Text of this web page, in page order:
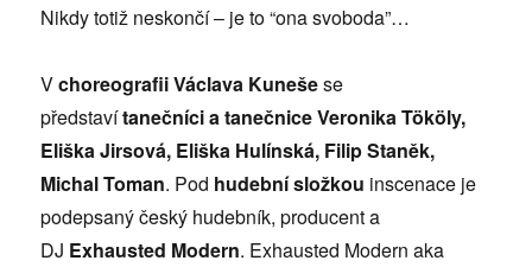
Nikdy totiž neskončí – je to “ona svoboda”…
Vchoreografii Václava Kunešese
představítanečníci a tanečnice Veronika Tököly,
Eliška Jirsová, Eliška Hulínská, Filip Staněk,
Michal Toman. Pod hudební složkou inscenace je
podepsaný český hudebník, producent a
DJ Exhausted Modern. Exhausted Modern aka